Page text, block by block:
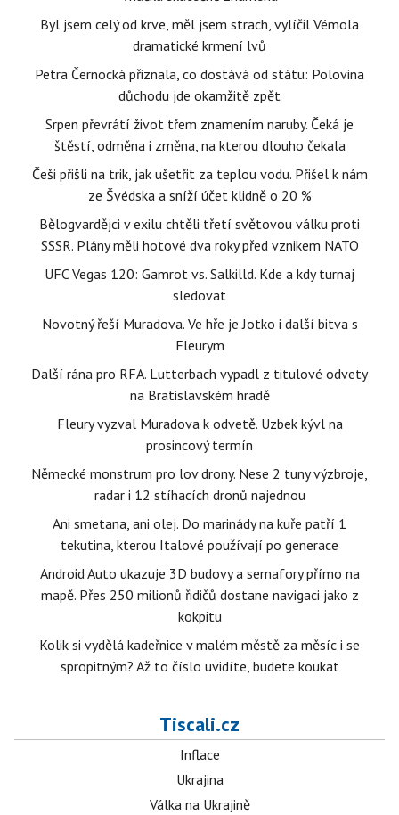
Byl jsem celý od krve, měl jsem strach, vylíčil Vémola
dramatické krmení lvů
Petra Černocká přiznala, co dostává od státu: Polovina
důchodu jde okamžitě zpět
Srpen převrátí život třem znamením naruby. Čeká je
štěstí, odměna i změna, na kterou dlouho čekala
Češi přišli na trik, jak ušetřit za teplou vodu. Přišel k nám
ze Švédska a sníží účet klidně o 20 %
Bělogvardějci v exilu chtěli třetí světovou válku proti
SSSR. Plány měli hotové dva roky před vznikem NATO
UFC Vegas 120: Gamrot vs. Salkilld. Kde a kdy turnaj
sledovat
Novotný řeší Muradova. Ve hře je Jotko i další bitva s
Fleurym
Další rána pro RFA. Lutterbach vypadl z titulové odvety
na Bratislavském hradě
Fleury vyzval Muradova k odvetě. Uzbek kývl na
prosincový termín
Německé monstrum pro lov drony. Nese 2 tuny výzbroje,
radar i 12 stíhacích dronů najednou
Ani smetana, ani olej. Do marinády na kuře patří 1
tekutina, kterou Italové používají po generace
Android Auto ukazuje 3D budovy a semafory přímo na
mapě. Přes 250 milionů řidičů dostane navigaci jako z
kokpitu
Kolik si vydělá kadeřnice v malém městě za měsíc i se
spropitným? Až to číslo uvidíte, budete koukat
Tiscali.cz
Inflace
Ukrajina
Válka na Ukrajině